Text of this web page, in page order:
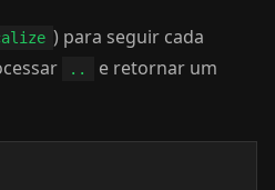
) para seguir cada
..
e retornar um